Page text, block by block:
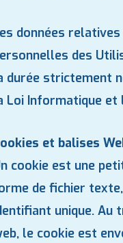
données
des
durée strictement
Loi Informatique et
et balises
cookie est une
de fichier
unique. Au
le cookie est